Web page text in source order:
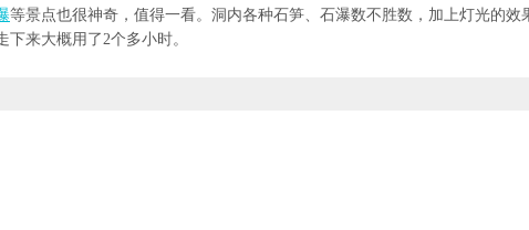
等景点也很神奇，值得一看。洞内各种石笋、石瀑数不胜数，加上灯光的
来大概用了2个多小时。